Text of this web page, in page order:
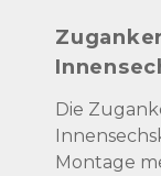
Die
Montage